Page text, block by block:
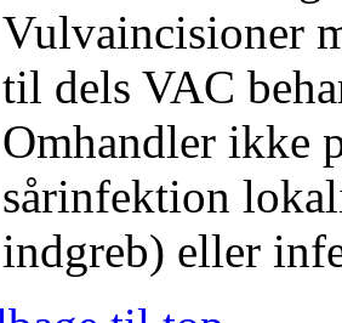
Vulvaincisioner
til dels VAC
Omhandler ikke
sårinfektion
indgreb) eller